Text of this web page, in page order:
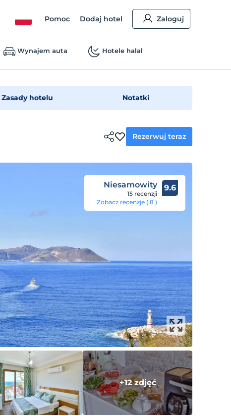
Pomoc Dodaj hotel Zaloguj
Wynajem auta Hotele halal
Zasady hotelu Notatki
Rezerwuj teraz
Niesamowity
15 recenzji
Zobacz recenzje ( 8 )
9.6
+12 zdjęć